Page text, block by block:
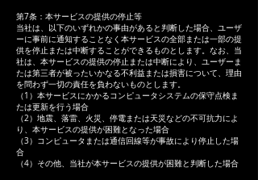
第7条：本サービスの提供の停止等
当社は、以下のいずれかの事由があると判断した場合、ユーザ
ーに事前に通知することなく本サービスの全部または一部の提
供を停止または中断することができるものとします。なお、当
社は、本サービスの提供の停止または中断により、ユーザーま
たは第三者が被ったいかなる不利益または損害について、理由
を問わず一切の責任を負わないものとします。
（1）本サービスにかかるコンピュータシステムの保守点検ま
たは更新を行う場合
（2）地震、落雷、火災、停電または天災などの不可抗力によ
り、本サービスの提供が困難となった場合
（3）コンピュータまたは通信回線等が事故により停止した場
合
（4）その他、当社が本サービスの提供が困難と判断した場合